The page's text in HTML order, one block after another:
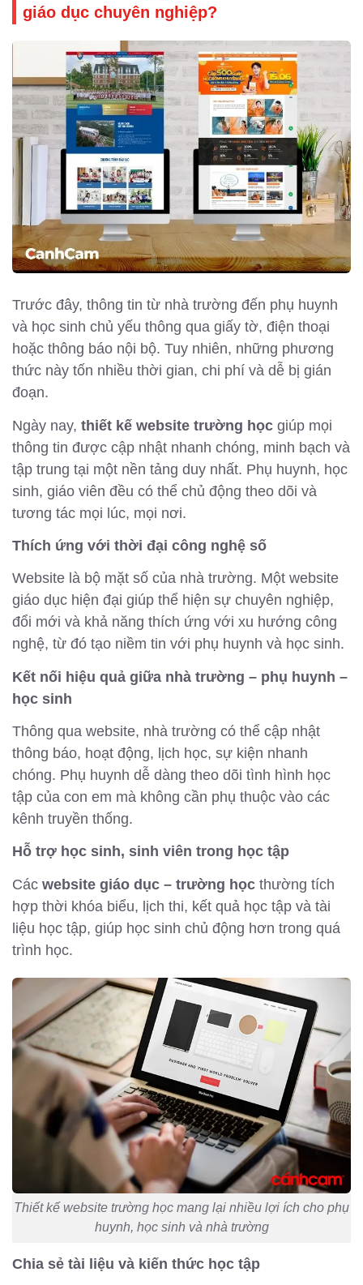
giáo dục chuyên nghiệp?
Trước đây, thông tin từ nhà trường đến phụ huynh
và học sinh chủ yếu thông qua giấy tờ, điện thoại
hoặc thông báo nội bộ. Tuy nhiên, những phương
thức này tốn nhiều thời gian, chi phí và dễ bị gián
đoạn.
Ngày nay, thiết kế website trường học giúp mọi
thông tin được cập nhật nhanh chóng, minh bạch và
tập trung tại một nền tảng duy nhất. Phụ huynh, học
sinh, giáo viên đều có thể chủ động theo dõi và
tương tác mọi lúc, mọi nơi.
Thích ứng với thời đại công nghệ số
Website là bộ mặt số của nhà trường. Một website
giáo dục hiện đại giúp thể hiện sự chuyên nghiệp,
đổi mới và khả năng thích ứng với xu hướng công
nghệ, từ đó tạo niềm tin với phụ huynh và học sinh.
Kết nối hiệu quả giữa nhà trường – phụ huynh –
học sinh
Thông qua website, nhà trường có thể cập nhật
thông báo, hoạt động, lịch học, sự kiện nhanh
chóng. Phụ huynh dễ dàng theo dõi tình hình học
tập của con em mà không cần phụ thuộc vào các
kênh truyền thống.
Hỗ trợ học sinh, sinh viên trong học tập
Các website giáo dục – trường học thường tích
hợp thời khóa biểu, lịch thi, kết quả học tập và tài
liệu học tập, giúp học sinh chủ động hơn trong quá
trình học.
Thiết kế website trường học mang lại nhiều lợi ích cho phụ
huynh, học sinh và nhà trường
Chia sẻ tài liệu và kiến thức học tập